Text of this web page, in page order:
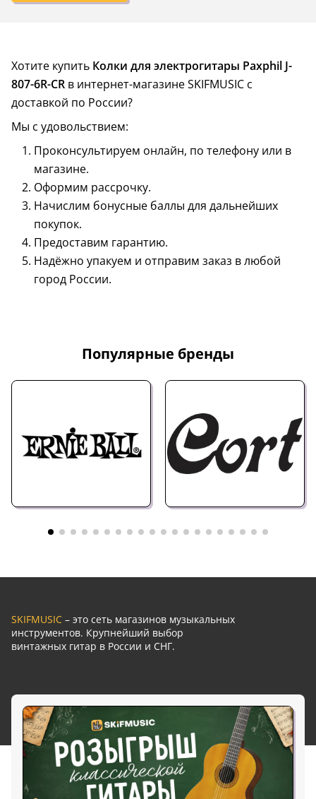
Хотите купить Колки для электрогитары Paxphil J-
807-6R-CR в интернет-магазине SKIFMUSIC с
доставкой по России?
Мы с удовольствием:
Проконсультируем онлайн, по телефону или в
магазине.
Оформим рассрочку.
Начислим бонусные баллы для дальнейших
покупок.
Предоставим гарантию.
Надёжно упакуем и отправим заказ в любой
город России.
Популярные бренды
SKIFMUSIC – это сеть магазинов музыкальных
инструментов. Крупнейший выбор
винтажных гитар в России и СНГ.